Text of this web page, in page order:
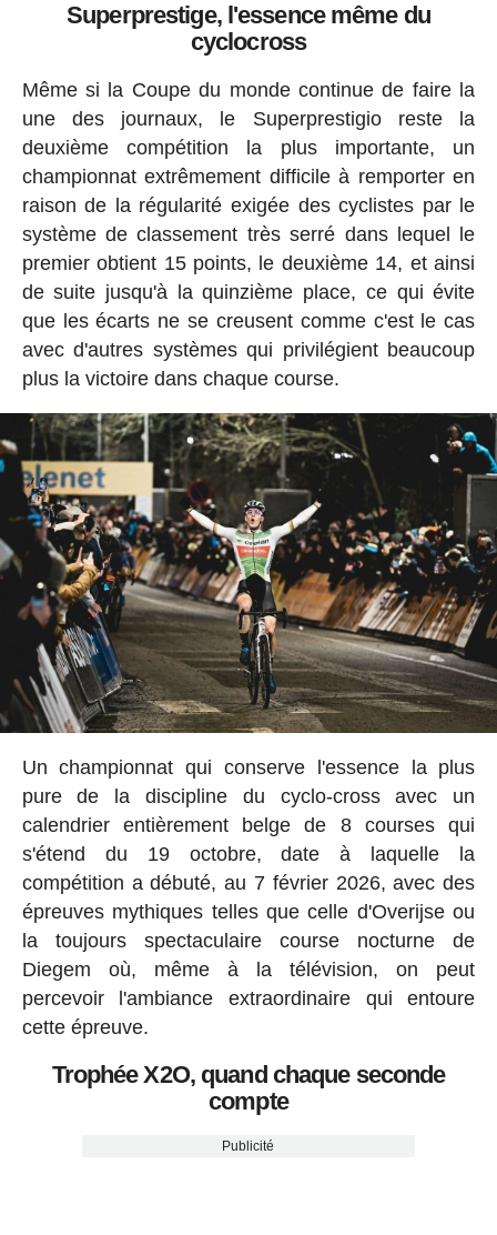
Superprestige, l'essence même du
cyclocross
Même si la Coupe du monde continue de faire la
une des journaux, le Superprestigio reste la
deuxième compétition la plus importante, un
championnat extrêmement difficile à remporter en
raison de la régularité exigée des cyclistes par le
système de classement très serré dans lequel le
premier obtient 15 points, le deuxième 14, et ainsi
de suite jusqu'à la quinzième place, ce qui évite
que les écarts ne se creusent comme c'est le cas
avec d'autres systèmes qui privilégient beaucoup
plus la victoire dans chaque course.
Un championnat qui conserve l'essence la plus
pure de la discipline du cyclo-cross avec un
calendrier entièrement belge de 8 courses qui
s'étend du 19 octobre, date à laquelle la
compétition a débuté, au 7 février 2026, avec des
épreuves mythiques telles que celle d'Overijse ou
la toujours spectaculaire course nocturne de
Diegem où, même à la télévision, on peut
percevoir l'ambiance extraordinaire qui entoure
cette épreuve.
Trophée X2O, quand chaque seconde
compte
Publicité